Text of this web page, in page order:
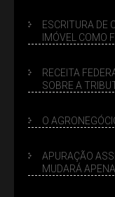
ESCRITURA DE
IMÓVEL COMO
RECEITA
SOBRE A
O
APURAÇÃO
MUDARÁ